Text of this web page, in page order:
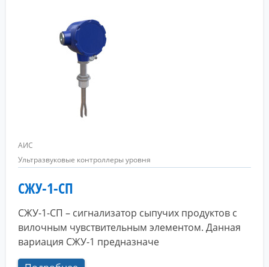
АИС
Ультразвуковые контроллеры уровня
СЖУ-1-СП
СЖУ-1-СП – сигнализатор сыпучих продуктов с
вилочным чувствительным элементом. Данная
вариация СЖУ-1 предназначе